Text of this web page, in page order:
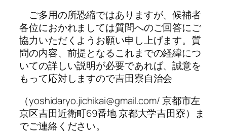
ご多用の所恐縮ではありますが、候補者
各位におかれましては質問へのご回答にご
協力いただくようお願い申し上げます。質
問の内容、前提となるこれまでの経緯につ
いての詳しい説明が必要であれば、誠意を
もって応対しますので吉田寮自治会
（yoshidaryo.jichikai@gmail.com/ 京都市左
京区吉田近衛町69番地 京都大学吉田寮）ま
でご連絡ください。